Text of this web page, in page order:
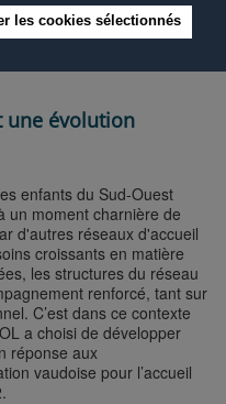
parents, la direction de la
professionnel·es et
une évolution
enfants du Sud-Ouest
un moment charnière de
d'autres réseaux d'accueil
croissants en matière
les structures du réseau
renforcé, tant sur
C’est dans ce contexte
a choisi de développer
réponse aux
vaudoise pour l’accueil